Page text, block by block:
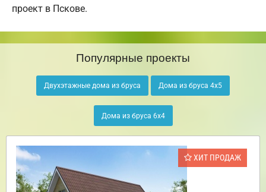
проект в Пскове.
Популярные проекты
Двухэтажные дома из бруса Дома из бруса 4х5
Дома из бруса 6х4
ХИТ ПРОДАЖ